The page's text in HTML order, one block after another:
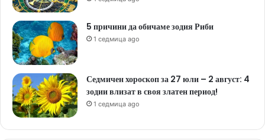
5 причини да обичаме зодия Риби
1 седмица ago
Седмичен хороскоп за 27 юли – 2 август: 4
зодии влизат в своя златен период!
1 седмица ago